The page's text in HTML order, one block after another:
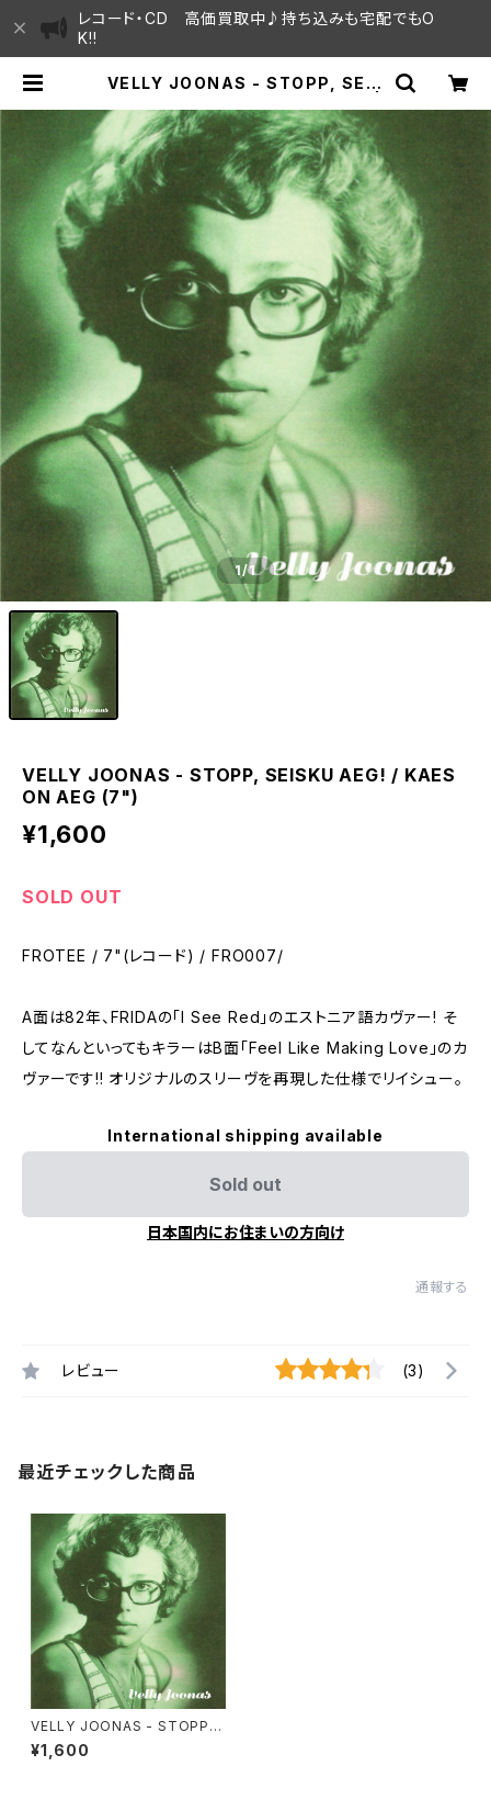
レコード・CD 高価買取中♪持ち込みも宅配でもO
K!!
VELLY JOONAS - STOPP, SEIS
SAYAMA HOUSE / ハレまち通りか
らすぐ♫見晴らしの良いレコード屋
1/1
VELLY JOONAS - STOPP, SEISKU AEG! / KAES
ON AEG (7")
¥1,600
SOLD OUT
FROTEE / 7"(レコード) / FRO007/
A面は82年、FRIDAの「I See Red」のエストニア語カヴァー! そ
してなんといってもキラーはB面「Feel Like Making Love」のカ
ヴァーです!! オリジナルのスリーヴを再現した仕様でリイシュー。
International shipping available
Sold out
日本国内にお住まいの方向け
通報する
レビュー (3)
最近チェックした商品
VELLY JOONAS - STOPP,
SEISKU AEG! / KAES ON AE
G (7")
¥1,600